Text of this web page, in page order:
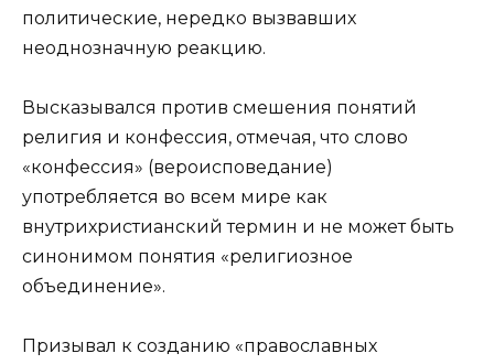
политические, нередко вызвавших
неоднозначную реакцию.
Высказывался против смешения понятий
религия и конфессия, отмечая, что слово
«конфессия» (вероисповедание)
употребляется во всем мире как
внутрихристианский термин и не может быть
синонимом понятия «религиозное
объединение».
Призывал к созданию «православных